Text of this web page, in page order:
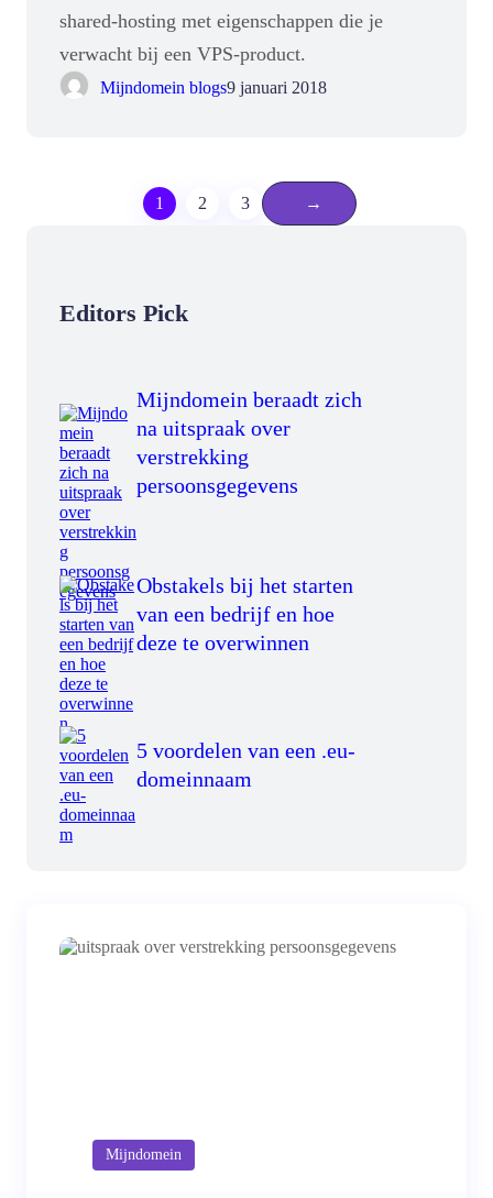
shared-hosting met eigenschappen die je
verwacht bij een VPS-product.
Mijndomein blogs9 januari 2018
1 2 3 →
Editors Pick
Mijndomein beraadt zich
na uitspraak over
verstrekking
persoonsgegevens
Obstakels bij het starten
van een bedrijf en hoe
deze te overwinnen
5 voordelen van een .eu-
domeinnaam
Mijndomein